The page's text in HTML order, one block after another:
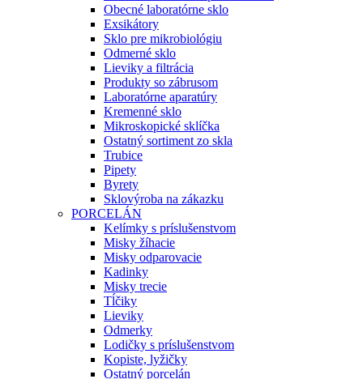
Obecné laboratórne sklo
Exsikátory
Sklo pre mikrobiológiu
Odmerné sklo
Lieviky a filtrácia
Produkty so zábrusom
Laboratórne aparatúry
Kremenné sklo
Mikroskopické sklíčka
Ostatný sortiment zo skla
Trubice
Pipety
Byrety
Sklovýroba na zákazku
PORCELÁN
Kelímky s príslušenstvom
Misky žíhacie
Misky odparovacie
Kadinky
Misky trecie
Tĺčiky
Lieviky
Odmerky
Lodičky s príslušenstvom
Kopiste, lyžičky
Ostatný porcelán